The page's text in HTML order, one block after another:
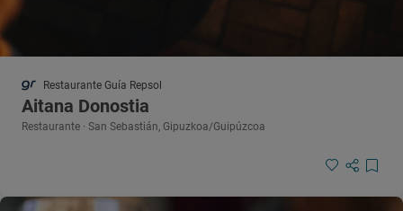
Restaurante Guía Repsol
Aitana Donostia
Restaurante · San Sebastián, Gipuzkoa/Guipúzcoa